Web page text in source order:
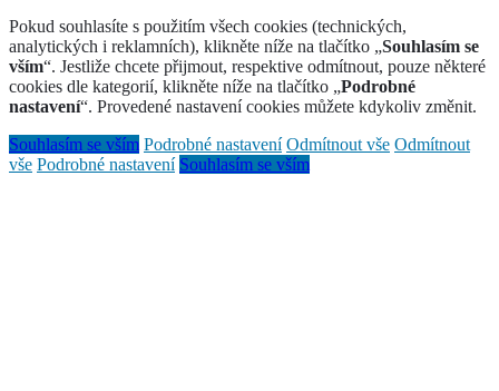
Pokud souhlasíte s použitím všech cookies (technických,
analytických i reklamních), klikněte níže na tlačítko „Souhlasím se
vším“. Jestliže chcete přijmout, respektive odmítnout, pouze některé
cookies dle kategorií, klikněte níže na tlačítko „Podrobné
nastavení“. Provedené nastavení cookies můžete kdykoliv změnit.
Souhlasím se vším Podrobné nastavení Odmítnout vše Odmítnout
vše Podrobné nastavení Souhlasím se vším